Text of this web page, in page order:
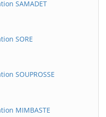
SAMADET
SORE
SOUPROSSE
MIMBASTE